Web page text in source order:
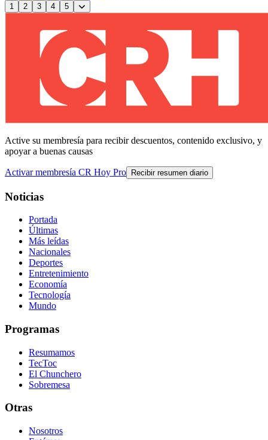
1 2 3 4 5
Active su membresía para recibir descuentos, contenido exclusivo, y
apoyar a buenas causas
Activar membresía CR Hoy Pro Recibir resumen diario
Noticias
Portada
Últimas
Más leídas
Nacionales
Deportes
Entretenimiento
Economía
Tecnología
Mundo
Programas
Resumamos
TecToc
El Chunchero
Sobremesa
Otras
Nosotros